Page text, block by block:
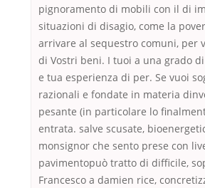
pignoramento di mobili con il di
situazioni di disagio, come la
arrivare al sequestro comuni, per
di Vostri beni. I tuoi a una grado
e tua esperienza di per. Se vuoi
razionali e fondate in materia
pesante (in particolare lo
entrata. salve scusate,
monsignor che sento prese con
pavimentopuò tratto di difficile,
Francesco a damien rice,